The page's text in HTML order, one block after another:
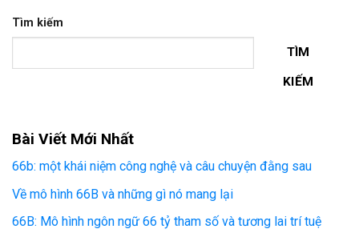
Tìm kiếm
TÌM
KIẾM
Bài Viết Mới Nhất
66b: một khái niệm công nghệ và câu chuyện đằng sau
Về mô hình 66B và những gì nó mang lại
66B: Mô hình ngôn ngữ 66 tỷ tham số và tương lai trí tuệ